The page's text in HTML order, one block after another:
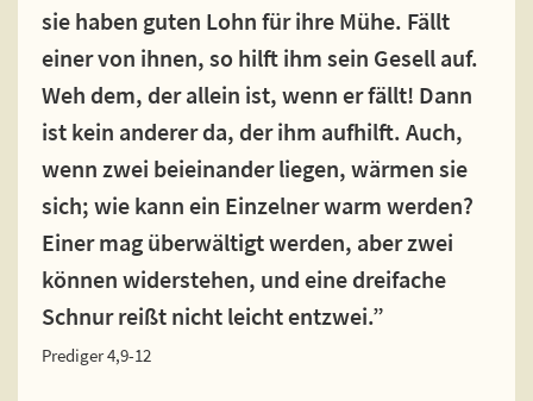
sie haben guten Lohn für ihre Mühe. Fällt
einer von ihnen, so hilft ihm sein Gesell auf.
Weh dem, der allein ist, wenn er fällt! Dann
ist kein anderer da, der ihm aufhilft. Auch,
wenn zwei beieinander liegen, wärmen sie
sich; wie kann ein Einzelner warm werden?
Einer mag überwältigt werden, aber zwei
können widerstehen, und eine dreifache
Schnur reißt nicht leicht entzwei.”
Prediger 4,9-12